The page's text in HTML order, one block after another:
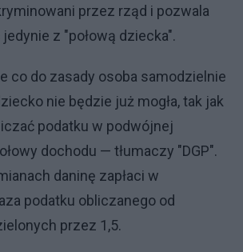
przez rząd i pozwala
z "połową dziecka".
co do zasady osoba samodzielnie
nie będzie już mogła, tak jak
podatku w podwójnej
dochodu — tłumaczy "DGP".
daninę zapłaci w
podatku obliczanego od
przez 1,5.